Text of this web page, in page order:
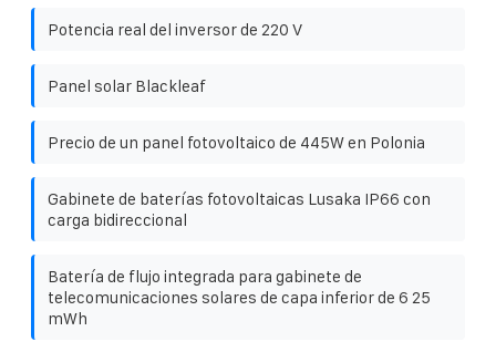
Potencia real del inversor de 220 V
Panel solar Blackleaf
Precio de un panel fotovoltaico de 445W en Polonia
Gabinete de baterías fotovoltaicas Lusaka IP66 con
carga bidireccional
Batería de flujo integrada para gabinete de
telecomunicaciones solares de capa inferior de 6 25
mWh